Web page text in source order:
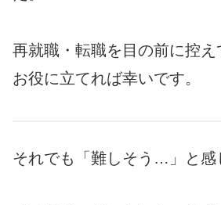
再就職・転職を目の前に控
お役に立てれば幸いです。
それでも「難しそう…」と感